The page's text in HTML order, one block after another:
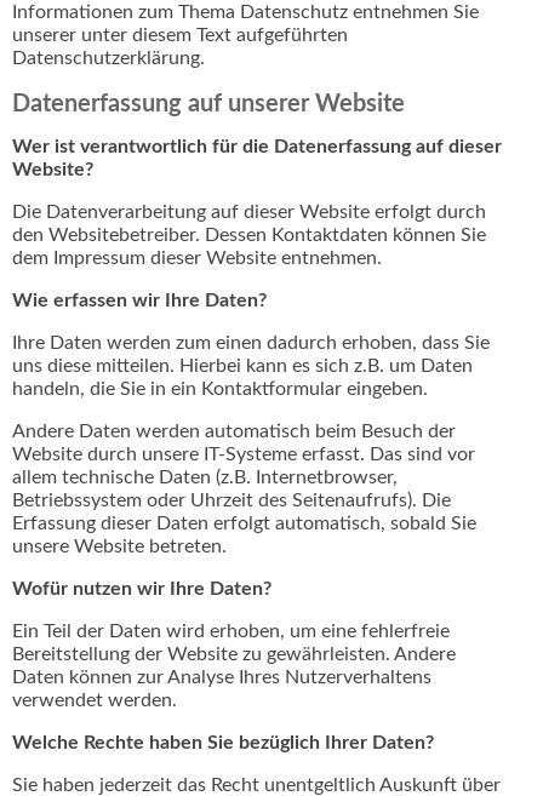
Informationen zum Thema Datenschutz entnehmen Sie
unserer unter diesem Text aufgeführten
Datenschutzerklärung.
Datenerfassung auf unserer Website
Wer ist verantwortlich für die Datenerfassung auf dieser
Website?
Die Datenverarbeitung auf dieser Website erfolgt durch
den Websitebetreiber. Dessen Kontaktdaten können Sie
dem Impressum dieser Website entnehmen.
Wie erfassen wir Ihre Daten?
Ihre Daten werden zum einen dadurch erhoben, dass Sie
uns diese mitteilen. Hierbei kann es sich z.B. um Daten
handeln, die Sie in ein Kontaktformular eingeben.
Andere Daten werden automatisch beim Besuch der
Website durch unsere IT-Systeme erfasst. Das sind vor
allem technische Daten (z.B. Internetbrowser,
Betriebssystem oder Uhrzeit des Seitenaufrufs). Die
Erfassung dieser Daten erfolgt automatisch, sobald Sie
unsere Website betreten.
Wofür nutzen wir Ihre Daten?
Ein Teil der Daten wird erhoben, um eine fehlerfreie
Bereitstellung der Website zu gewährleisten. Andere
Daten können zur Analyse Ihres Nutzerverhaltens
verwendet werden.
Welche Rechte haben Sie bezüglich Ihrer Daten?
Sie haben jederzeit das Recht unentgeltlich Auskunft über